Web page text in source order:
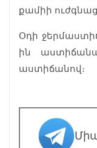
քամիի
Օդի
ին
աստիճանով։